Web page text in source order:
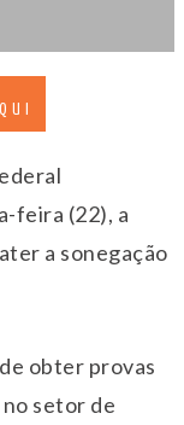
feira (22), a
a sonegação
obter provas
setor de